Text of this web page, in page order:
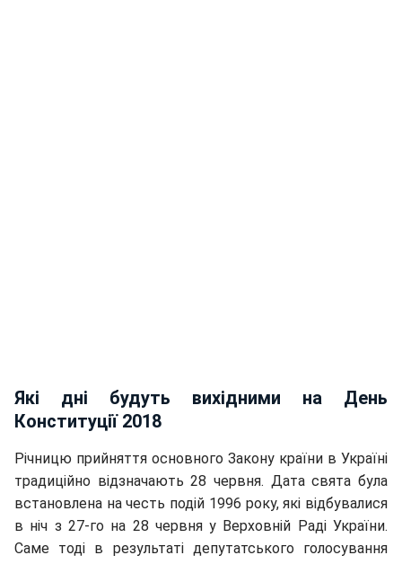
Які дні будуть вихідними на День
Конституції 2018
Річницю прийняття основного Закону країни в Україні
традиційно відзначають 28 червня. Дата свята була
встановлена ​​на честь подій 1996 року, які відбувалися
в ніч з 27-го на 28 червня у Верховній Раді України.
Саме тоді в результаті депутатського голосування